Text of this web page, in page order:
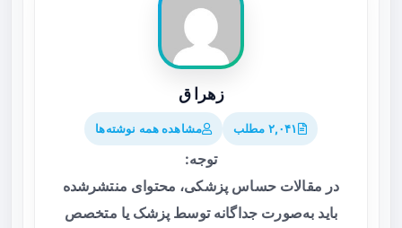
زهرا ق
۲,۰۴۱ مطلب مشاهده همه نوشته‌ها
توجه:
در مقالات حساس پزشکی، محتوای منتشرشده
باید به‌صورت جداگانه توسط پزشک یا متخصص